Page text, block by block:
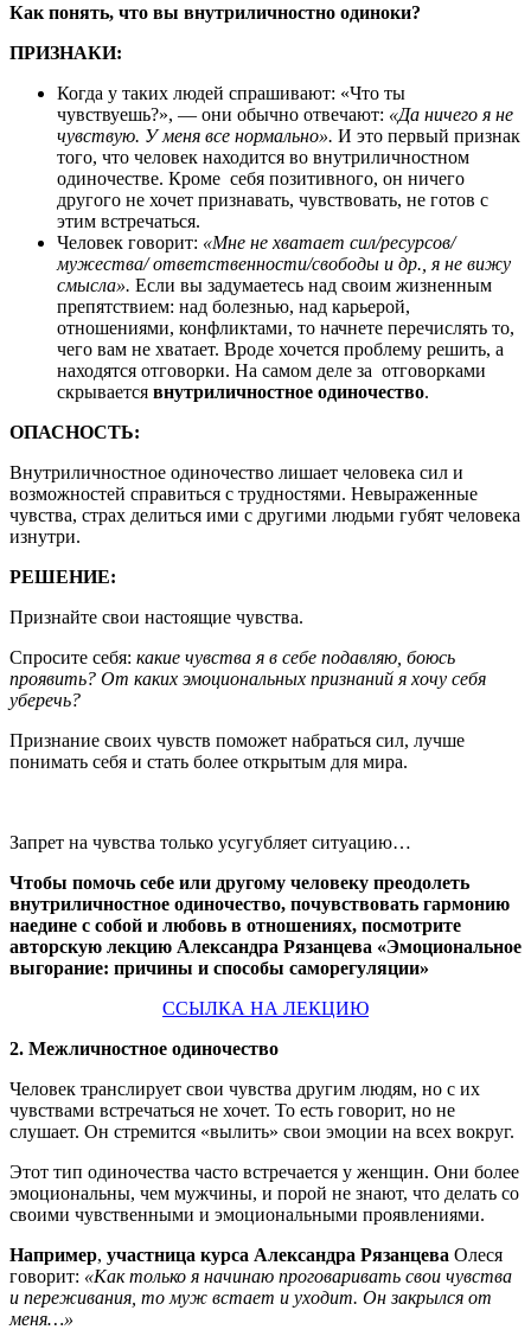
Как понять, что вы внутриличностно одиноки?
ПРИЗНАКИ:
Когда у таких людей спрашивают: «Что ты
чувствуешь?», — они обычно отвечают: «Да ничего я не
чувствую. У меня все нормально». И это первый признак
того, что человек находится во внутриличностном
одиночестве. Кроме себя позитивного, он ничего
другого не хочет признавать, чувствовать, не готов с
этим встречаться.
Человек говорит: «Мне не хватает сил/ресурсов/
мужества/ ответственности/свободы и др., я не вижу
смысла». Если вы задумаетесь над своим жизненным
препятствием: над болезнью, над карьерой,
отношениями, конфликтами, то начнете перечислять то,
чего вам не хватает. Вроде хочется проблему решить, а
находятся отговорки. На самом деле за отговорками
скрывается внутриличностное одиночество.
ОПАСНОСТЬ:
Внутриличностное одиночество лишает человека сил и
возможностей справиться с трудностями. Невыраженные
чувства, страх делиться ими с другими людьми губят человека
изнутри.
РЕШЕНИЕ:
Признайте свои настоящие чувства.
Спросите себя: какие чувства я в себе подавляю, боюсь
проявить? От каких эмоциональных признаний я хочу себя
уберечь?
Признание своих чувств поможет набраться сил, лучше
понимать себя и стать более открытым для мира.
Запрет на чувства только усугубляет ситуацию…
Чтобы помочь себе или другому человеку преодолеть
внутриличностное одиночество, почувствовать гармонию
наедине с собой и любовь в отношениях, посмотрите
авторскую лекцию Александра Рязанцева «Эмоциональное
выгорание: причины и способы саморегуляции»
ССЫЛКА НА ЛЕКЦИЮ
2. Межличностное одиночество
Человек транслирует свои чувства другим людям, но с их
чувствами встречаться не хочет. То есть говорит, но не
слушает. Он стремится «вылить» свои эмоции на всех вокруг.
Этот тип одиночества часто встречается у женщин. Они более
эмоциональны, чем мужчины, и порой не знают, что делать со
своими чувственными и эмоциональными проявлениями.
Например, участница курса Александра Рязанцева Олеся
говорит: «Как только я начинаю проговаривать свои чувства
и переживания, то муж встает и уходит. Он закрылся от
меня…»